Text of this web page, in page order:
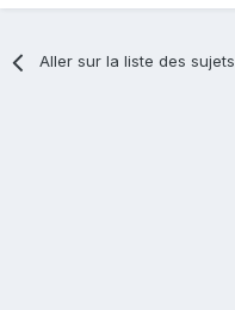
Aller sur la liste des sujets